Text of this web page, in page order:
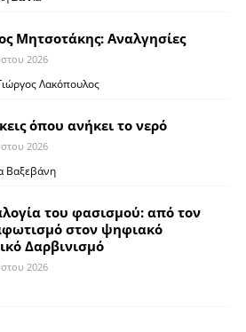
Μητσοτάκης: Αναλγησίες
2026
Λακόπουλος
όπου ανήκει το νερό
2026
Βαξεβάνη
του φασισμού: από τον
στον ψηφιακό
Δαρβινισμό
2026